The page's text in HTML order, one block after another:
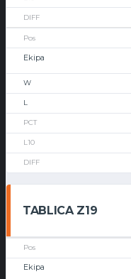
TABLICA Z19